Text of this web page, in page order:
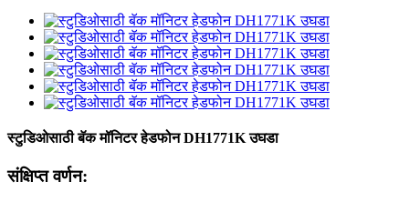
स्टुडिओसाठी बॅक मॉनिटर हेडफोन DH1771K उघडा
संक्षिप्त वर्णन: